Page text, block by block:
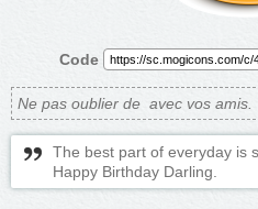
Code
Ne pas oublier de avec vos amis.
The best part of everyday is
Happy Birthday Darling.